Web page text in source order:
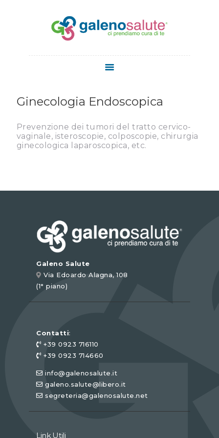
SERVIZI
STAFF
MEDICI
MEDICINA
CONTATTI
Ginecologia Endoscopica
Prevenzione dei tumori del tratto cervico-
vaginale, isteroscopie, colposcopie, chirurgia
ginecologica laparoscopica, etc.
Galeno Salute
Via Edoardo Alagna, 108
(1° piano)
Contatti:
+39 0923 716110
+39 0923 714660
info@galenosalute.it
galeno.salute@libero.it
segreteria@galenosalute.net
Link Utili